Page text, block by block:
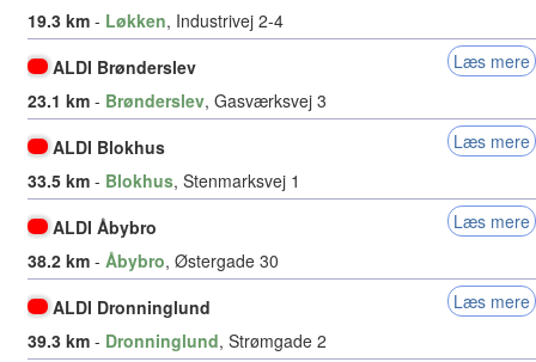
19.3 km - Løkken, Industrivej 2-4
ALDI Brønderslev
Læs mere
23.1 km - Brønderslev, Gasværksvej 3
ALDI Blokhus
Læs mere
33.5 km - Blokhus, Stenmarksvej 1
ALDI Åbybro
Læs mere
38.2 km - Åbybro, Østergade 30
ALDI Dronninglund
Læs mere
39.3 km - Dronninglund, Strømgade 2